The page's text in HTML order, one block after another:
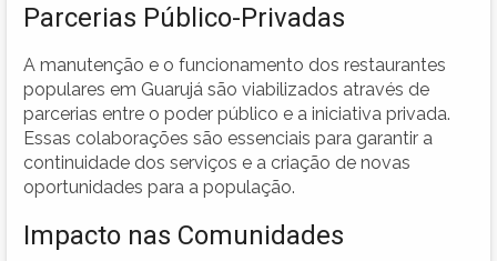
Parcerias Público-Privadas
A manutenção e o funcionamento dos restaurantes
populares em Guarujá são viabilizados através de
parcerias entre o poder público e a iniciativa privada.
Essas colaborações são essenciais para garantir a
continuidade dos serviços e a criação de novas
oportunidades para a população.
Impacto nas Comunidades